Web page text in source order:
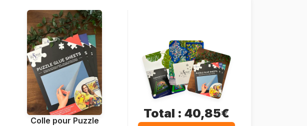
Colle pour Puzzle
Total : 40,85€